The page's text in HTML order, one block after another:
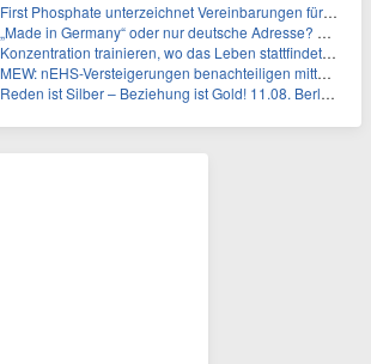
First Phosphate unterzeichnet Vereinbarungen für nicht zu refundierende Zuwendungen in Höhe von 4,84 Mio. $ von der kanadischen Regierung für Straßeninfrastruktur und Stromübertragungsleitungen
„Made in Germany“ oder nur deutsche Adresse? So erkennen Sie, wo Ihre Leiterplatten wirklich gefertigt werden
Konzentration trainieren, wo das Leben stattfindet: Mobile EEG-Technologie bringt Neurofeedback in den Alltag
MEW: nEHS-Versteigerungen benachteiligen mittelständische Unternehmen
Reden ist Silber – Beziehung ist Gold! 11.08. Berlin – 18:30 Uhr